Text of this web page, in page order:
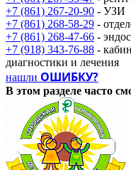
+7 (861) 267-20-90 - УЗИ
+7 (861) 268-58-29 -
+7 (861) 268-47-66 -
+7 (918) 343-76-88 -
диагностики и лечения
нашли ОШИБКУ?
В этом разделе часто